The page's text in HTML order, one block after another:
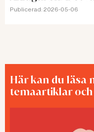
Publicerad: 2026-05-06
Här kan du läsa
temaartiklar